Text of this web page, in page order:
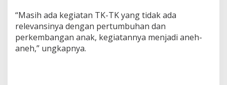
“Masih ada kegiatan TK-TK yang tidak ada
relevansinya dengan pertumbuhan dan
perkembangan anak, kegiatannya menjadi aneh-
aneh,” ungkapnya.